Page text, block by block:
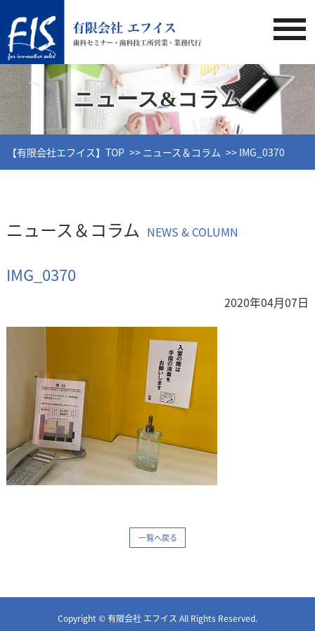
ニュース&コラム
【有限会社エフイス】TOP ニュース＆コラム IMG_0370
ニュース＆コラム NEWS & COLUMN
IMG_0370
2020年04月07日
一覧へ戻る
Copyright © 有限会社 エフイス All Rights Reserved.